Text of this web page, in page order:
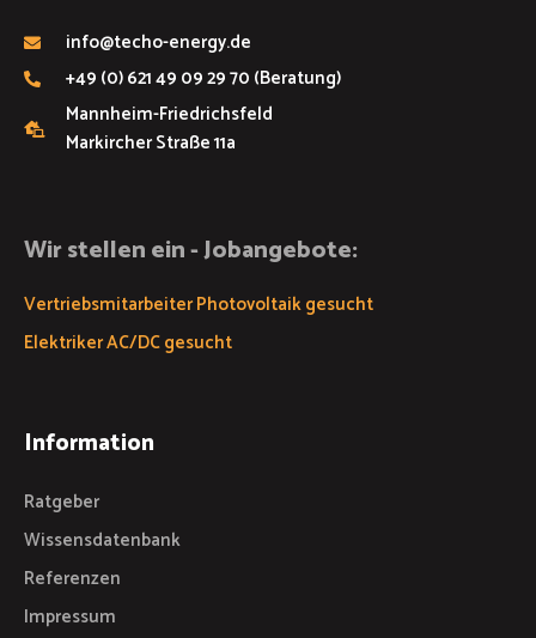
info@techo-energy.de
+49 (0) 621 49 09 29 70 (Beratung)
Mannheim-Friedrichsfeld
Markircher Straße 11a
Wir stellen ein - Jobangebote:
Vertriebsmitarbeiter Photovoltaik gesucht
Elektriker AC/DC gesucht
Information
Ratgeber
Wissensdatenbank
Referenzen
Impressum